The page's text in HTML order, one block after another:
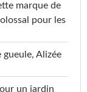
marque de
pour les
gueule, Alizée
un jardin